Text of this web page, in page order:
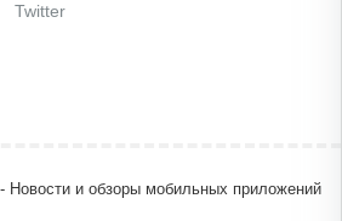
Twitter
Новости и обзоры мобильных приложений